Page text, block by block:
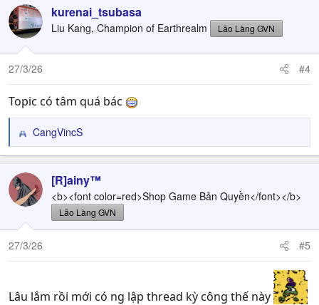
c
t
i
o
n
s
kurenai_tsubasa
Liu Kang, Champion of Earthrealm Lão Làng GVN
27/3/26 #4
Topic có tâm quá bác
R
e
c
t
i
n
s
:
CangVincS
[R]ainy™
<b><font color=red>Shop Game Bản Quyền</font></b>
Lão Làng GVN
27/3/26 #5
Lâu lắm rồi mới có ng lập thread kỳ công thế này